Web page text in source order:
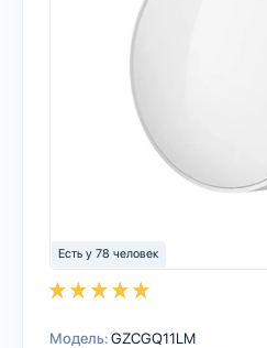
Есть у 78 человек
Модель:GZCGQ11LM